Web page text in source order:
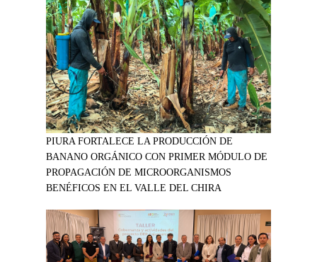
PIURA FORTALECE LA PRODUCCIÓN DE
BANANO ORGÁNICO CON PRIMER MÓDULO DE
PROPAGACIÓN DE MICROORGANISMOS
BENÉFICOS EN EL VALLE DEL CHIRA